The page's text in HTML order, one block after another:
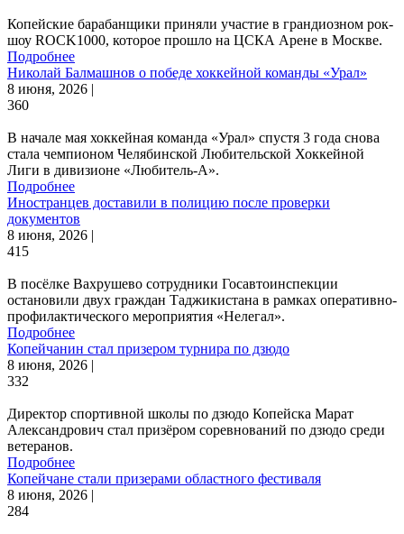
Копейские барабанщики приняли участие в грандиозном рок-
шоу ROCK1000, которое прошло на ЦСКА Арене в Москве.
Подробнее
Николай Балмашнов о победе хоккейной команды «Урал»
8 июня, 2026 |
360
В начале мая хоккейная команда «Урал» спустя 3 года снова
стала чемпионом Челябинской Любительской Хоккейной
Лиги в дивизионе «Любитель-А».
Подробнее
Иностранцев доставили в полицию после проверки
документов
8 июня, 2026 |
415
В посёлке Вахрушево сотрудники Госавтоинспекции
остановили двух граждан Таджикистана в рамках оперативно-
профилактического мероприятия «Нелегал».
Подробнее
Копейчанин стал призером турнира по дзюдо
8 июня, 2026 |
332
Директор спортивной школы по дзюдо Копейска Марат
Александрович стал призёром соревнований по дзюдо среди
ветеранов.
Подробнее
Копейчане стали призерами областного фестиваля
8 июня, 2026 |
284